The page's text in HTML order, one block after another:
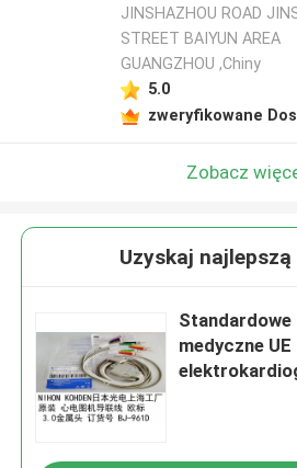
JINSHAZHOU ROAD
STREET BAIYUN AREA
GUANGZHOU ,Chiny
5.0
zweryfikowane
Zobacz
Uzyskaj najlepszą
Standardowe
medyczne